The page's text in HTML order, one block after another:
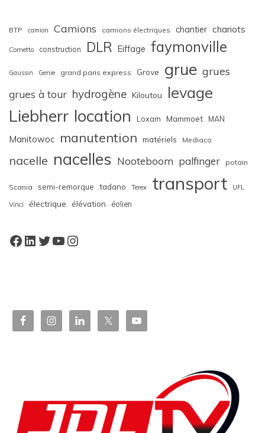
BTP camion Camions camions électriques chantier chariots
Cometto construction DLR Eiffage faymonville
Gaussin Genie grand paris express Grove grue grues
grues à tour hydrogène Kiloutou levage
Liebherr location Loxam Mammoet MAN
Manitowoc manutention matériels Mediaco
nacelle nacelles Nooteboom palfinger potain
Scania semi-remorque tadano Terex transport UFL
Vinci électrique élévation éolien
Facebook
LinkedIn
Twitter
YouTube
Instagram